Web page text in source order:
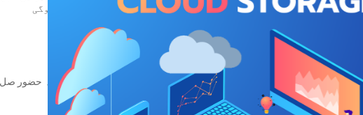
کے بعد50 بار دُرُود شریف پڑھے - انشااللہ تعالیٰ جو بھی حاجت ہو قبول ہوگی
دو رکعات نفل پڑھے ہر رکعت میں سورۂ فاتِحہ کے بعد27 بار سورہ
اخلاص پڑھیں اَلتَّحِیّاتُ کے بعد27 بار درود شریف پڑھیں پِھر سلام پھیرے اس کا ہدیہ
وسلم کی بارگاہ میں پیش کریں